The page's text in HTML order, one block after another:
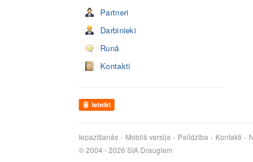
Partneri
Darbinieki
Runā
Kontakti
Ieteikt
Iepazīšanās Mobilā versija Palīdzība Kontakti
© 2004 - 2026 SIA Draugiem